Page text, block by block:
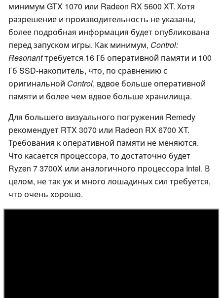
минимум GTX 1070 или Radeon RX 5600 XT. Хотя
разрешение и производительность не указаны,
более подробная информация будет опубликована
перед запуском игры. Как минимум, Control:
Resonantтребуется 16 Гб оперативной памяти и 100
Гб SSD-накопитель, что, по сравнению с
оригинальной Control, вдвое больше оперативной
памяти и более чем вдвое больше хранилища.
Для большего визуального погружения Remedy
рекомендует RTX 3070 или Radeon RX 6700 XT.
Требования к оперативной памяти не меняются.
Что касается процессора, то достаточно будет
Ryzen 7 3700X или аналогичного процессора Intel. В
целом, не так уж и много лошадиных сил требуется,
что очень хорошо.